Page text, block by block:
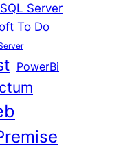
Server
To Do
PowerBi